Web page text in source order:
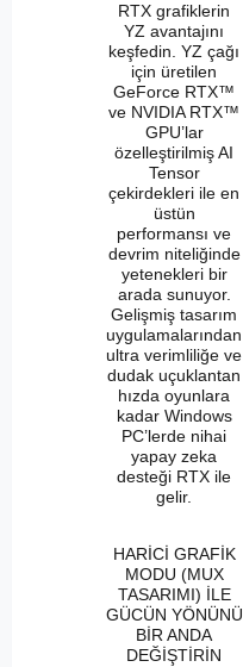
RTX grafiklerin
YZ avantajını
keşfedin. YZ çağı
için üretilen
GeForce RTX™
ve NVIDIA RTX™
GPU’lar
özelleştirilmiş AI
Tensor
çekirdekleri ile en
üstün
performansı ve
devrim niteliğinde
yetenekleri bir
arada sunuyor.
Gelişmiş tasarım
uygulamalarından
ultra verimliliğe ve
dudak uçuklantan
hızda oyunlara
kadar Windows
PC’lerde nihai
yapay zeka
desteği RTX ile
gelir.
HARİCİ GRAFİK
MODU (MUX
TASARIMI) İLE
GÜCÜN YÖNÜNÜ
BİR ANDA
DEĞİŞTİRİN